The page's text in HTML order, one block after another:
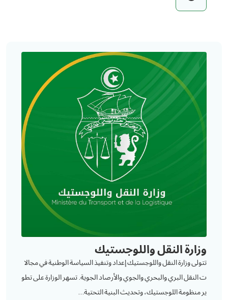
وزارة النقل واللوجستيك
تتولى وزارة النقل واللوجستيك إعداد وتنفيذ السياسة الوطنية في مجالا
ت النقل البري والبحري والجوي والأرصاد الجوية. تسهر الوزارة على تطو
ير منظومة اللوجستيك، وتحديث البنية التحتية...